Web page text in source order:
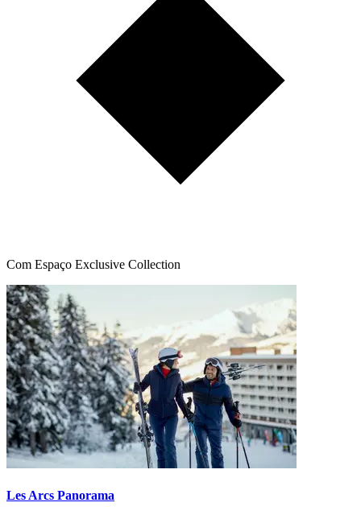
Com Espaço Exclusive Collection
Les Arcs Panorama